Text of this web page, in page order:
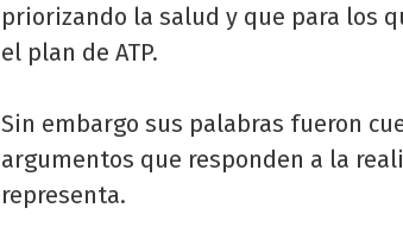
priorizando la salud y que para los
el plan de ATP.
Sin embargo sus palabras fueron
argumentos que responden a la
representa.